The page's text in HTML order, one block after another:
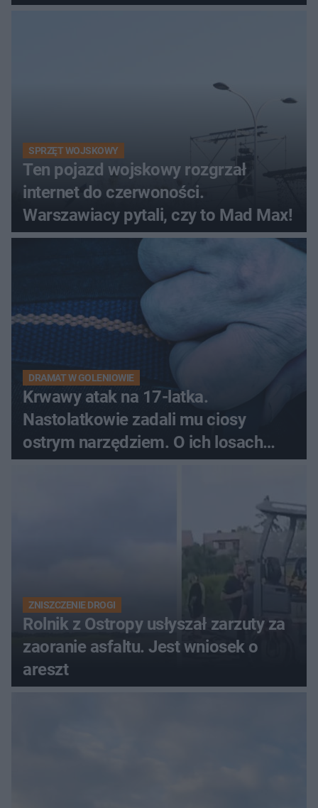
poszkodowanych, lądował
SPRZĘT WOJSKOWY
Ten pojazd wojskowy rozgrzał
internet do czerwoności.
Warszawiacy pytali, czy to Mad Max!
DRAMAT W GOLENIOWIE
Krwawy atak na 17-latka.
Nastolatkowie zadali mu ciosy
ostrym narzędziem. O ich losach
zdecyduje sąd rodzinny
ZNISZCZENIE DROGI
Rolnik z Ostropy usłyszał zarzuty za
zaoranie asfaltu. Jest wniosek o
areszt